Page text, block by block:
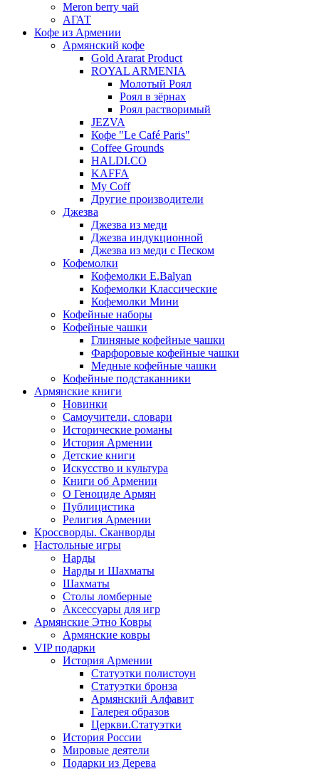
Meron berry чай
АГАТ
Кофе из Армении
Армянский кофе
Gold Ararat Product
ROYAL ARMENIA
Молотый Роял
Роял в зёрнах
Роял растворимый
JEZVA
Кофе "Le Café Paris"
Coffee Grounds
HALDI.CO
KAFFA
My Coff
Другие производители
Джезва
Джезва из меди
Джезва индукционной
Джезва из меди с Песком
Кофемолки
Кофемолки E.Balyan
Кофемолки Классические
Кофемолки Мини
Кофейные наборы
Кофейные чашки
Глиняные кофейные чашки
Фарфоровые кофейные чашки
Медные кофейные чашки
Кофейные подстаканники
Армянские книги
Новинки
Самоучители, словари
Исторические романы
История Армении
Детские книги
Иcкусство и культура
Книги об Армении
О Геноциде Армян
Публицистика
Религия Армении
Кроссворды. Сканворды
Настольные игры
Нарды
Нарды и Шахматы
Шахматы
Столы ломберные
Аксессуары для игр
Армянские Этно Ковры
Армянские ковры
VIP подарки
История Армении
Статуэтки полистоун
Статуэтки бронза
Армянский Алфавит
Галерея образов
Церкви.Статуэтки
История России
Мировые деятели
Подарки из Дерева